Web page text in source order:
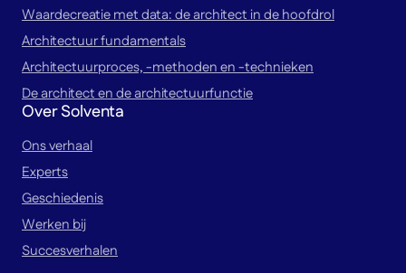
Waardecreatie met data: de architect in de hoofdrol
Architectuur fundamentals
Architectuurproces, -methoden en -technieken
De architect en de architectuurfunctie
Over Solventa
Ons verhaal
Experts
Geschiedenis
Werken bij
Succesverhalen